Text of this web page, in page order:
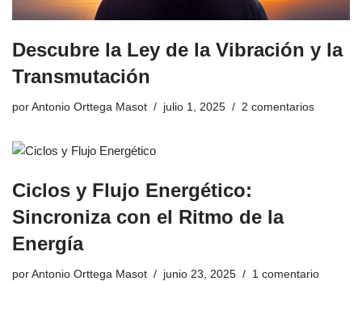
Descubre la Ley de la Vibración y la
Transmutación
por Antonio Orttega Masot julio 1, 2025 2 comentarios
Ciclos y Flujo Energético:
Sincroniza con el Ritmo de la
Energía
por Antonio Orttega Masot junio 23, 2025 1 comentario